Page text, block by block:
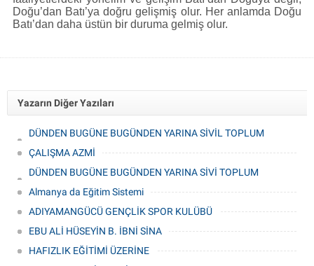
Doğu’dan Batı’ya doğru gelişmiş olur. Her anlamda Doğu
Batı’dan daha üstün bir duruma gelmiş olur.
Yazarın Diğer Yazıları
DÜNDEN BUGÜNE BUGÜNDEN YARINA SİVİL TOPLUM
KURULUŞLARI 2
ÇALIŞMA AZMİ
DÜNDEN BUGÜNE BUGÜNDEN YARINA SİVİ TOPLUM
KURULUŞLARI
Almanya da Eğitim Sistemi
ADIYAMANGÜCÜ GENÇLİK SPOR KULÜBÜ
EBU ALİ HÜSEYİN B. İBNİ SİNA
HAFIZLIK EĞİTİMİ ÜZERİNE